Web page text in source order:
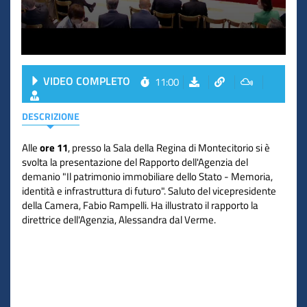
VIDEO COMPLETO 11:00
DESCRIZIONE
Alleore 11, presso la Sala della Regina di Montecitorio si è
svolta la presentazione del Rapporto dell'Agenzia del
demanio "Il patrimonio immobiliare dello Stato - Memoria,
identità e infrastruttura di futuro". Saluto del vicepresidente
della Camera, Fabio Rampelli. Ha illustrato il rapporto la
direttrice dell'Agenzia, Alessandra dal Verme.